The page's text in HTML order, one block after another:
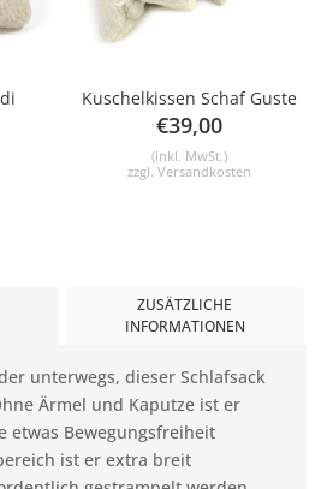
ZUSÄTZLICHE
INFORMATIONEN
unterwegs, dieser Schlafsack
Ärmel und Kaputze ist er
etwas Bewegungsfreiheit
ist er extra breit
Kuschelkissen Schaf Guste
€39,00
(inkl. MwSt.)
zzgl.Versandkosten